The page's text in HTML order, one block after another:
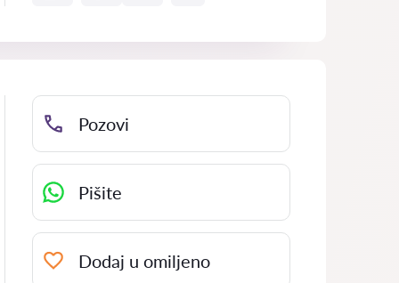
Pozovi
Pišite
Dodaj u omiljeno